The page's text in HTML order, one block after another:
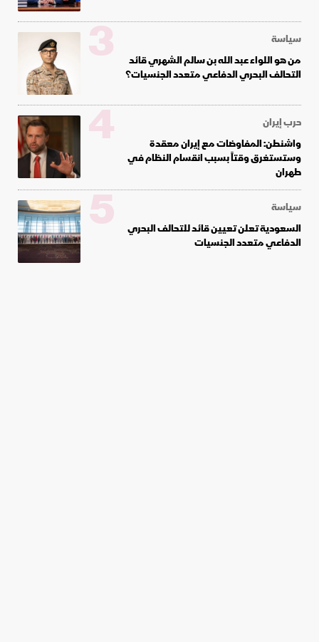
سياسة
من هو اللواء عبد الله بن سالم الشهري قائد
التحالف البحري الدفاعي متعدد الجنسيات؟
3
حرب إيران
واشنطن: المفاوضات مع إيران معقدة
وستستغرق وقتاً بسبب انقسام النظام في
طهران
4
سياسة
السعودية تعلن تعيين قائد للتحالف البحري
الدفاعي متعدد الجنسيات
5